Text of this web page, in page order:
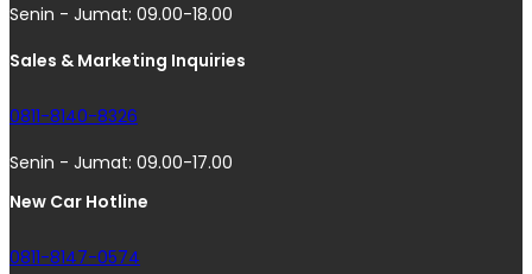
Senin - Jumat: 09.00-18.00
Sales & Marketing Inquiries
0811-8140-8326
Senin - Jumat: 09.00-17.00
New Car Hotline
0811-8147-0574